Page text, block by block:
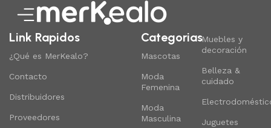
Link Rapidos
¿Qué es MerKealo?
Contacto
Distribuidores
Proveedores
Categorias
Mascotas
Moda
Femenina
Moda
Masculina
Muebles y
decoración
Belleza &
cuidado
Juguetes